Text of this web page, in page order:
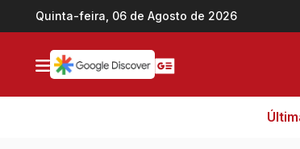
Ir direto pro conteúdo
Quinta-feira, 06 de Agosto de 2026